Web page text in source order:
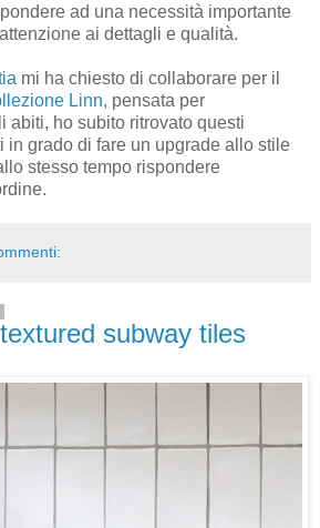
ad una necessità importante
ai dettagli e qualità.
mi ha chiesto di collaborare per il
Linn, pensata per
abiti, ho subito ritrovato questi
in grado di fare un upgrade allo stile
stesso tempo rispondere
subway tiles